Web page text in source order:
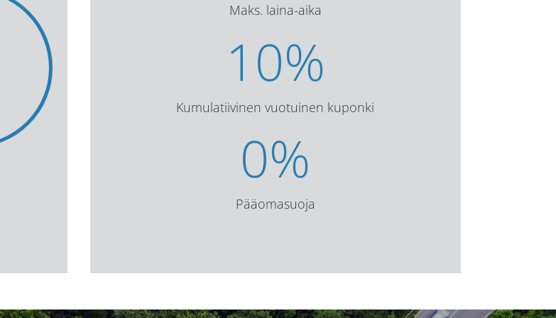
Maks. laina-aika
10%
Kumulatiivinen vuotuinen kuponki
0%
Pääomasuoja